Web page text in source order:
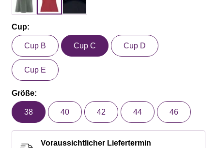
Cup:
Cup B Cup C Cup D
Cup E
Größe:
38 40 42 44 46
Voraussichtlicher Liefertermin